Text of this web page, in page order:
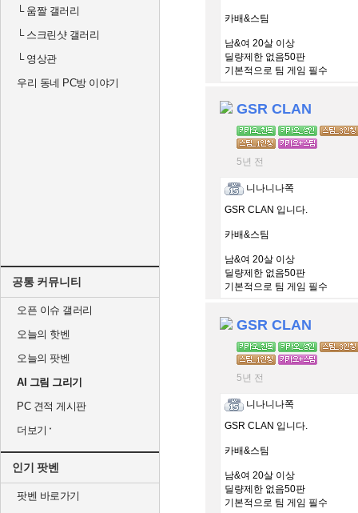
└움짤 갤러리
└스크린샷 갤러리
└영상관
우리 동네 PC방 이야기
공통 커뮤니티
오픈 이슈 갤러리
오늘의 핫벤
오늘의 팟벤
AI 그림 그리기
PC 견적 게시판
더보기
인기 팟벤
팟벤 바로가기
카배&스팀
남&여 20살 이상
딜량제한 없음50판
기본적으로 팀 게임 필수
GSR CLAN
5년 전
니나니나쪽
GSR CLAN 입니다.
카배&스팀
남&여 20살 이상
딜량제한 없음50판
기본적으로 팀 게임 필수
GSR CLAN
5년 전
니나니나쪽
GSR CLAN 입니다.
카배&스팀
남&여 20살 이상
딜량제한 없음50판
기본적으로 팀 게임 필수